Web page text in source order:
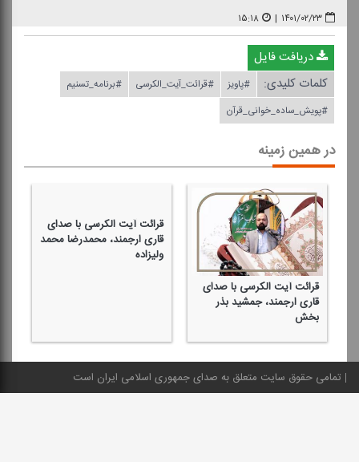
۱۴۰۱/۰۲/۲۳ | ۱۵:۱۸
دریافت فایل
کلمات کلیدی:
#پاویز #قرائت_آیت_الكرسی
#برنامه_تسنیم
#پویش_ساده_خوانی_قرآن
در همین زمینه
قرائت آیت الكرسی با صدای
قاری ارجمند، جمشید بذر
بخش
قرائت آیت الكرسی با صدای
قاری ارجمند، محمدرضا محمد
ولیزاده
تمامی حقوق سایت متعلق به صدای جمهوری اسلامی ایران است